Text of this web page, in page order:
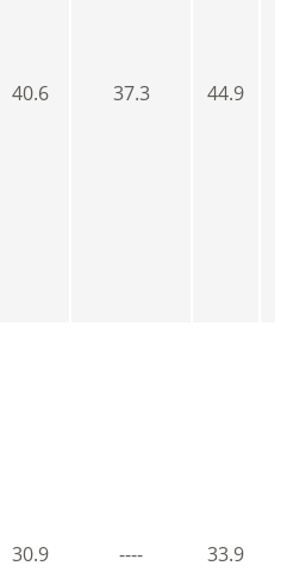
40.6 37.3 44.9
30.9 ---- 33.9